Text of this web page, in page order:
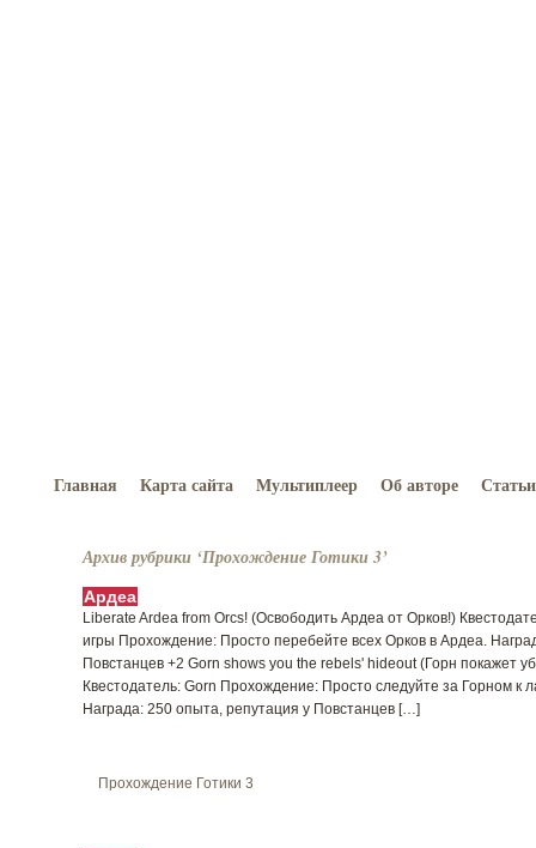
Главная Карта сайта Мультиплеер Об авторе Статьи
Архив рубрики ‘Прохождение Готики 3’
Ардеа
Liberate Ardea from Orcs! (Освободить Ардеа от Орков!)
игры Прохождение: Просто перебейте всех Орков в Ардеа.
Повстанцев +2 Gorn shows you the rebels' hideout (Горн покажет
Квестодатель: Gorn Прохождение: Просто следуйте за Горном к
Награда: 250 опыта, репутация у Повстанцев […]
Прохождение Готики 3